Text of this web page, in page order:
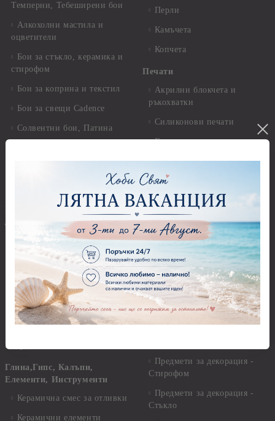
Темперни, Тебеширени бои
Алкохолни мастила и
оцветители
Бои за стъкло, керамика и
стирофом
Бои за коприна и текстил
Бои за свещи Cadence
Солвентни бои, Патина
Брокат, пайети, мъниста и
декоративен пясък
Брокати, ледени кристали и
мини перли
Пайети
Мъниста
Декоративен пясък и
камъчета
Висулки
Глина,Гипс, Калъпи,
Елементи, Инструменти
Керамична смес за отливки
Керамични елементи
Перли
Камъчета
Копчета
Печати
Акрилни блокчета и
ръкохватки
Силиконови печати
Гумени печати
Печати за восък
Предмети за декорация
Предмети за декорация -
Акрил и пластмаса
Предмети за декорация -
Предмети за декорация -
Мукава, Картон и Хартия
Предмети за декорация -
МДФ
Предмети за декорация -
Стирофом
Предмети за декорация -
Стъкло